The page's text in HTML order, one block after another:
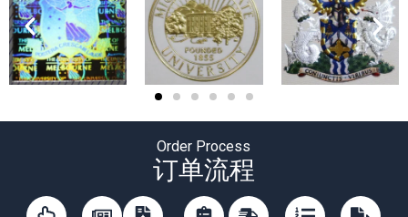
Order Process
订单流程